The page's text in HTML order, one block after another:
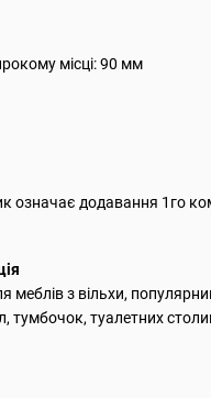
місці: 90 мм
додавання 1го
меблів з вільхи,
тумбочок, туалетних